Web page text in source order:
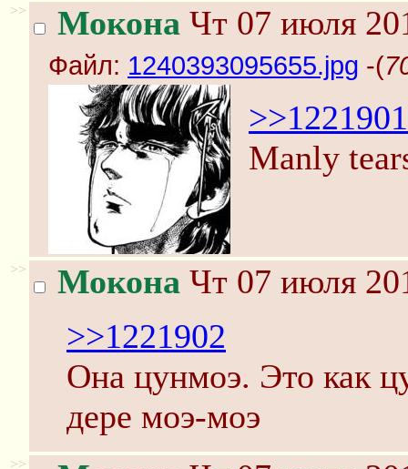
>> Мокона Чт 07 июля
Файл: 1240393095655.jpg -(
>>1221901
Manly
>> Мокона Чт 07 июля
>>1221902
Она цунмоэ. Это как
дере моэ-моэ
>>